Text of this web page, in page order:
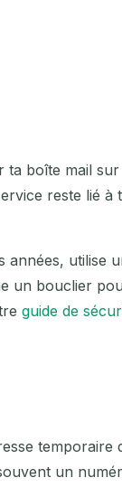
boîte mail
reste lié à
utilise
un bouclier
guide de
temporaire
un